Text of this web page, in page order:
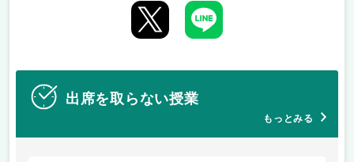
出席を取らない授業
もっとみる